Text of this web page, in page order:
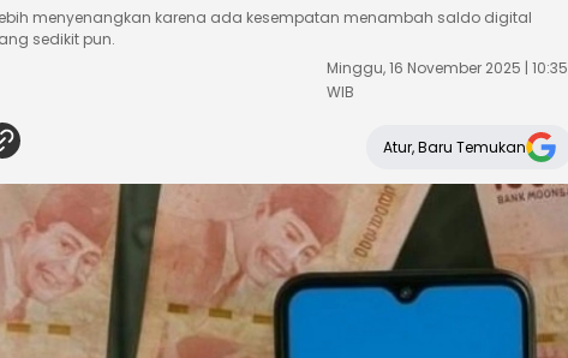
menyenangkan karena ada kesempatan menambah saldo digital
sedikit pun.
Minggu, 16 November 2025 | 10:35
WIB
Atur, Baru Temukan